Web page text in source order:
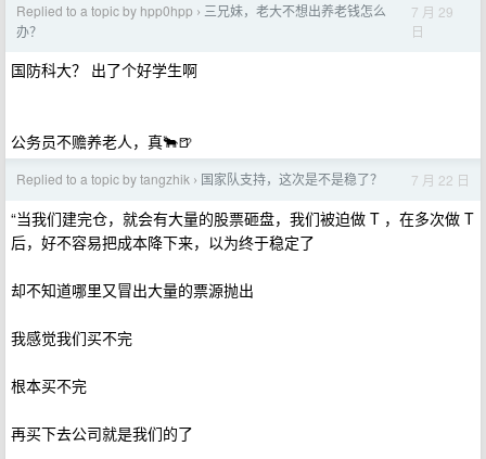
Replied to a topic by hpp0hpp › 三兄妹，老大不想出养老钱怎么
办？
7 月 29
日
国防科大？ 出了个好学生啊
公务员不赡养老人，真🐂🍺
Replied to a topic by tangzhik › 国家队支持，这次是不是稳了？ 7 月 22 日
“当我们建完仓，就会有大量的股票砸盘，我们被迫做 T ，在多次做 T
后，好不容易把成本降下来，以为终于稳定了
却不知道哪里又冒出大量的票源抛出
我感觉我们买不完
根本买不完
再买下去公司就是我们的了